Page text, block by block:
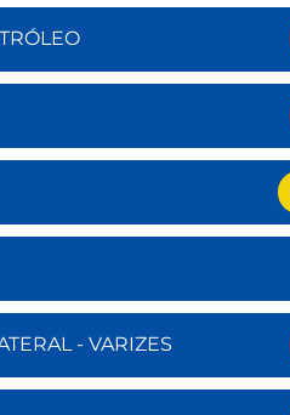
- VARIZES